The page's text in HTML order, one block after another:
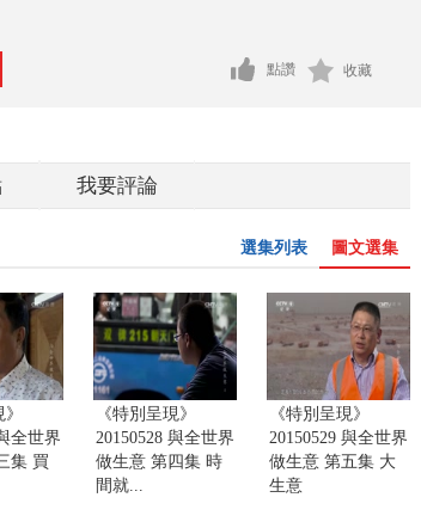
點讚 收藏
我要評論
圖文選集
選集列表
全世界
集 買
《特別呈現》
20150528 與全世界
做生意 第四集 時
間就...
《特別呈現》
20150529 與全世界
做生意 第五集 大
生意